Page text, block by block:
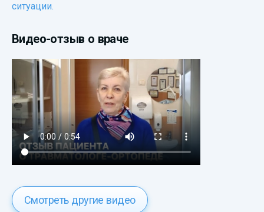
ситуации.
Видео-отзыв о враче
Смотреть другие видео